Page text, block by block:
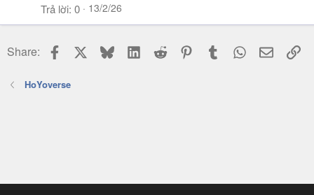
Trả lời 0 13/2/26
Share: Facebook BlueskyLinkedIn
Reddit PinterestTumblr WhatsApp
Email
HoYoverse